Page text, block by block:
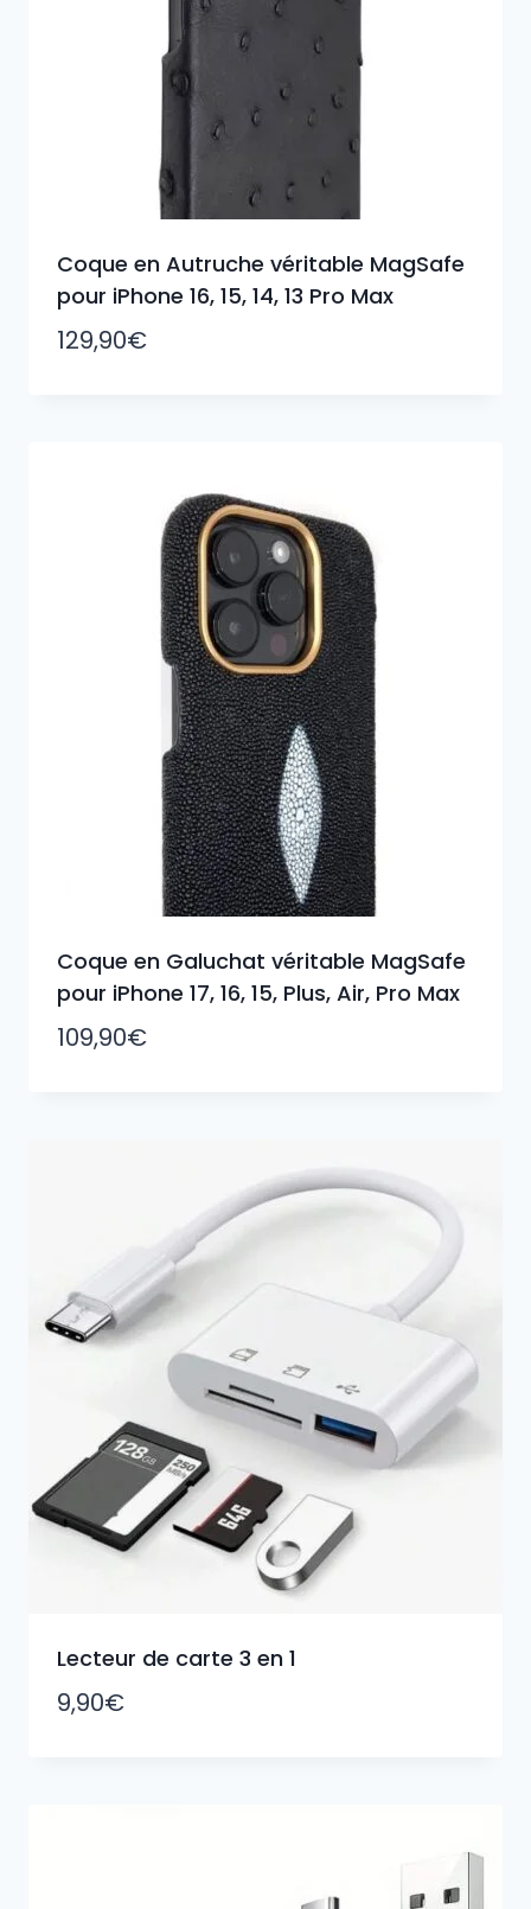
Coque en Autruche véritable MagSafe
pour iPhone 16, 15, 14, 13 Pro Max
129,90€
Coque en Galuchat véritable MagSafe
pour iPhone 17, 16, 15, Plus, Air, Pro Max
109,90€
Lecteur de carte 3 en 1
9,90€